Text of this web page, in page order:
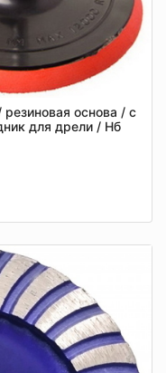
основа / с
для дрели / Нб